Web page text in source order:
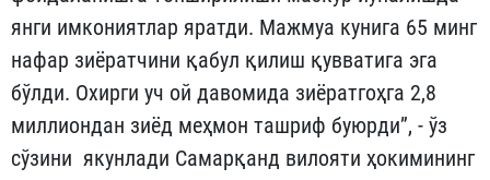
янги имкониятлар яратди. Мажмуа кунига 65 минг
нафар зиёратчини қабул қилиш қувватига эга
бўлди. Охирги уч ой давомида зиёратгоҳга 2,8
миллиондан зиёд меҳмон ташриф буюрди”, - ўз
сўзини якунлади Самарқанд вилояти ҳокимининг